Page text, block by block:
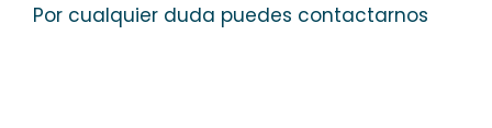
Por cualquier duda puedes contactarnos